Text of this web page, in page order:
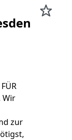
Wir
zur